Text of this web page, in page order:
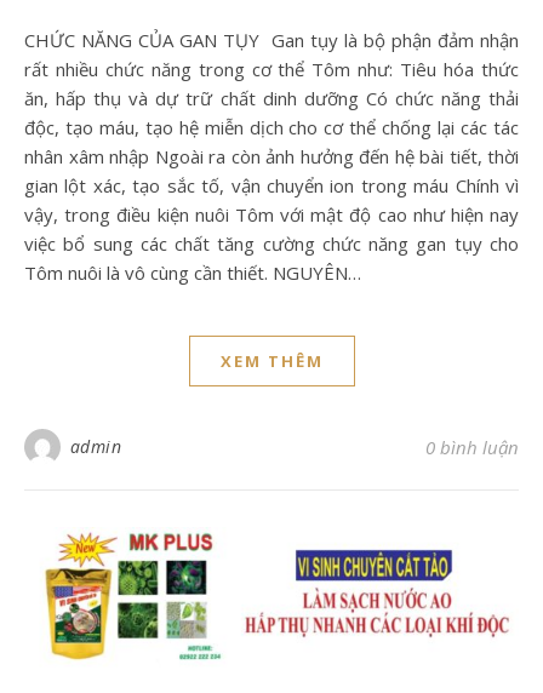
CHỨC NĂNG CỦA GAN TỤY Gan tụy là bộ phận đảm nhận
rất nhiều chức năng trong cơ thể Tôm như: Tiêu hóa thức
ăn, hấp thụ và dự trữ chất dinh dưỡng Có chức năng thải
độc, tạo máu, tạo hệ miễn dịch cho cơ thể chống lại các tác
nhân xâm nhập Ngoài ra còn ảnh hưởng đến hệ bài tiết, thời
gian lột xác, tạo sắc tố, vận chuyển ion trong máu Chính vì
vậy, trong điều kiện nuôi Tôm với mật độ cao như hiện nay
việc bổ sung các chất tăng cường chức năng gan tụy cho
Tôm nuôi là vô cùng cần thiết. NGUYÊN…
XEM THÊM
admin 0 bình luận